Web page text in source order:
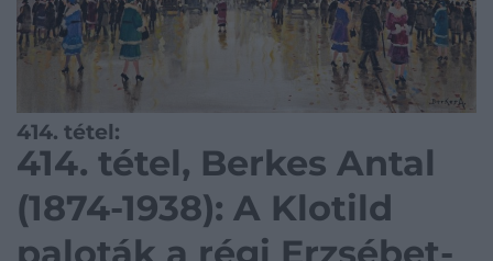
414. tétel:
414. tétel, Berkes Antal
(1874-1938): A Klotild